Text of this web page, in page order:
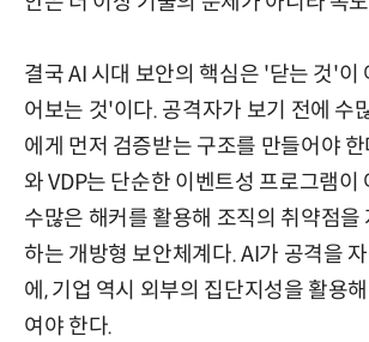
결국 AI 시대 보안의 핵심은 '닫는 것'이
어보는 것'이다. 공격자가 보기 전에 수
에게 먼저 검증받는 구조를 만들어야 한
와 VDP는 단순한 이벤트성 프로그램이
수많은 해커를 활용해 조직의 취약점을
하는 개방형 보안체계다. AI가 공격을
에, 기업 역시 외부의 집단지성을 활용
여야 한다.